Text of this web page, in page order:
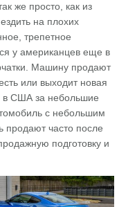
же просто, как из
на плохих
трепетное
у американцев еще в
Машину продают
или выходит новая
в США за небольшие
с небольшим
продают часто после
подготовку и